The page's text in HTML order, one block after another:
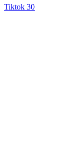
Tiktok 30